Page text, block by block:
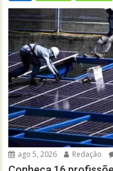
ago 5, 2026 Redação